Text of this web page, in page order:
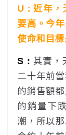
U : 近年，
要高。今
使命和目標
S : 其實，
二十年前
的銷售額
的銷量下
潮，所以